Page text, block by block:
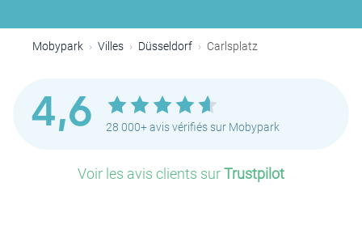
Mobypark Villes Düsseldorf Carlsplatz
4,6 28 000+ avis vérifiés sur Mobypark
Voir les avis clients surTrustpilot